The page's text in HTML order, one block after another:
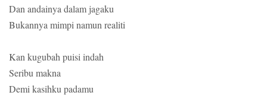
Dan andainya dalam jagaku
Bukannya mimpi namun realiti
Kan kugubah puisi indah
Seribu makna
Demi kasihku padamu